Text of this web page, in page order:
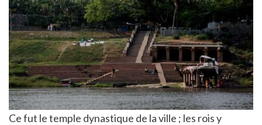
Ce fut le temple dynastique de la ville ; les rois y